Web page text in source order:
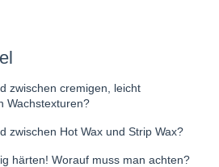
zwischen cremigen, leicht
Wachstexturen?
zwischen Hot Wax und Strip Wax?
härten! Worauf muss man achten?